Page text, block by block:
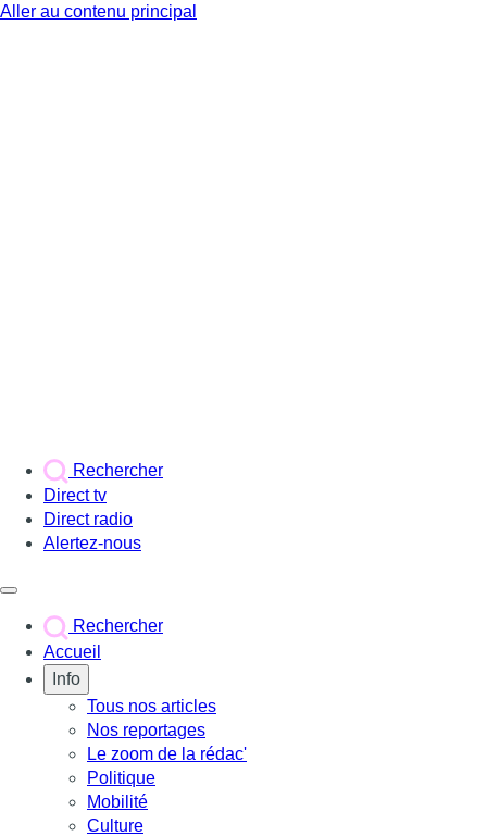
Aller au contenu principal
Rechercher
Direct tv
Direct radio
Alertez-nous
Rechercher
Accueil
Info
Tous nos articles
Nos reportages
Le zoom de la rédac'
Politique
Mobilité
Culture